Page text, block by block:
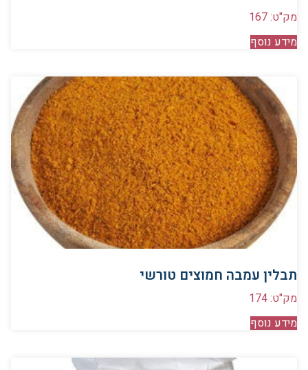
מק"ט: 167
מידע נוסף
תבלין עמבה חמוצים טורשי
מק"ט: 174
מידע נוסף